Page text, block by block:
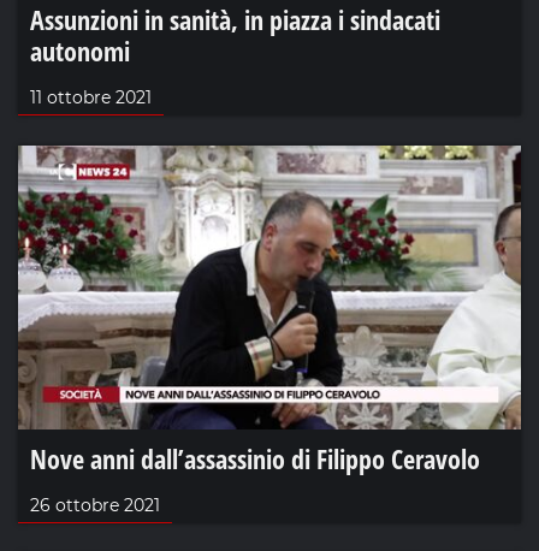
Assunzioni in sanità, in piazza i sindacati
autonomi
11 ottobre 2021
Nove anni dall’assassinio di Filippo Ceravolo
26 ottobre 2021